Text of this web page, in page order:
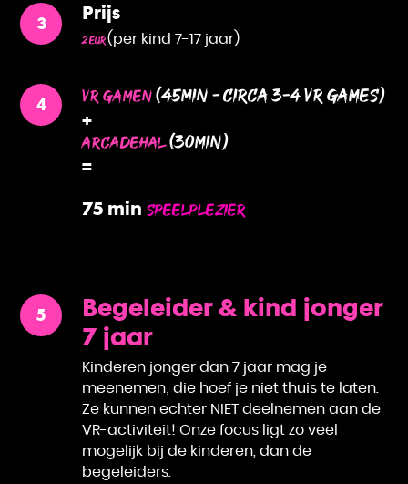
Prijs
2 eur(per kind 7-17 jaar)
VR Gamen(45min - circa 3-4 vr games)
+
ARCADEHAL(30min)
=
75 min SPEELPLEZIER
Begeleider & kind jonger
7 jaar
Kinderen jonger dan 7 jaar mag je
meenemen; die hoef je niet thuis te laten.
Ze kunnen echter NIET deelnemen aan de
VR-activiteit! Onze focus ligt zo veel
mogelijk bij de kinderen, dan de
begeleiders.